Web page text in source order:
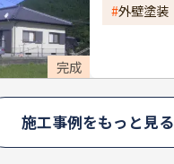
完成
外壁塗装
施工事例をもっと見る